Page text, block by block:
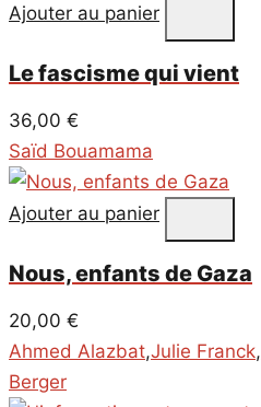
Ajouter au panier
Le fascisme qui vient
36,00 €
Saïd Bouamama
Ajouter au panier
Nous, enfants de Gaza
20,00 €
Ahmed Alazbat,Julie Franck,
Berger